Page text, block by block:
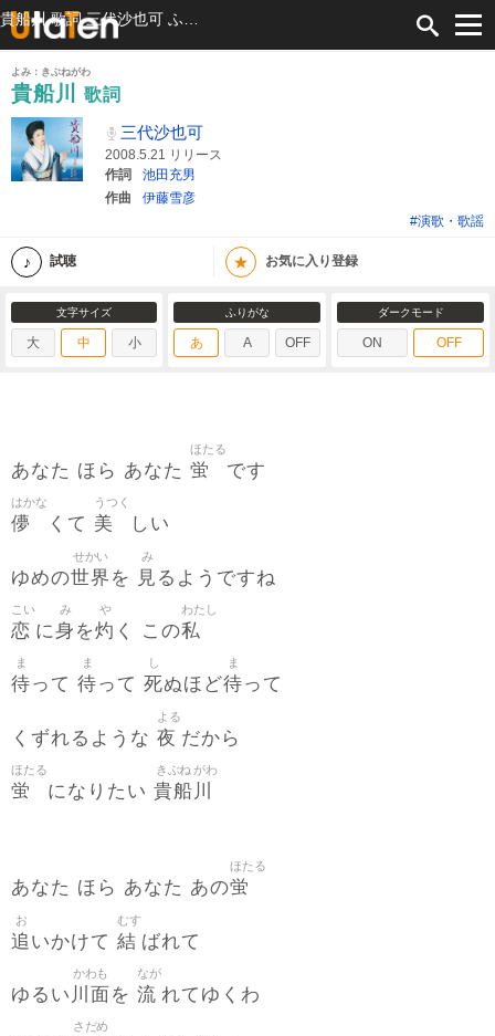
よみ：きぶねがわ
貴船川
歌詞
三代沙也可
2008.5.21 リリース
作詞
池田充男
作曲
伊藤雪彦
#演歌・歌謡
試聴 ★ お気に入り登録
文字サイズ
大 中 小
ふりがな
あ A OFF
ダークモード
ON OFF
あなた ほら あなた 蛍
ほたる
です
儚
はかな
くて 美
うつく
しい
ゆめの世界
せかい
を 見
み
るようですね
恋
こい
に身
み
を灼
や
く この私
わたし
待
ま
って 待
ま
って 死
し
ぬほど待
ま
って
くずれるような 夜
よる
だから
蛍
ほたる
になりたい 貴船
きぶね
川
がわ
あなた ほら あなた あの蛍
ほたる
追
お
いかけて 結
むす
ばれて
ゆるい 川面
かわも
を 流
なが
れてゆくわ
さだめ